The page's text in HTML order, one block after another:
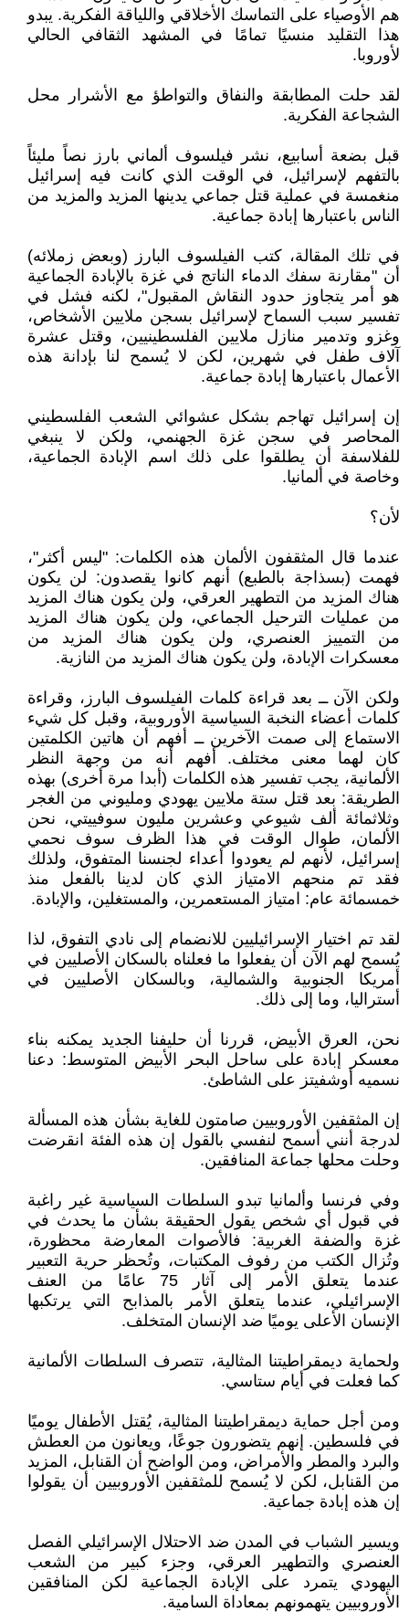
هم الأوصياء على التماسك الأخلاقي واللياقة الفكرية. يبدو
هذا التقليد منسيًا تمامًا في المشهد الثقافي الحالي
لأوروبا.
لقد حلت المطابقة والنفاق والتواطؤ مع الأشرار محل
الشجاعة الفكرية.
قبل بضعة أسابيع، نشر فيلسوف ألماني بارز نصاً مليئاً
بالتفهم لإسرائيل، في الوقت الذي كانت فيه إسرائيل
منغمسة في عملية قتل جماعي يدينها المزيد والمزيد من
الناس باعتبارها إبادة جماعية.
في تلك المقالة، كتب الفيلسوف البارز (وبعض زملائه)
أن "مقارنة سفك الدماء الناتج في غزة بالإبادة الجماعية
هو أمر يتجاوز حدود النقاش المقبول"، لكنه فشل في
تفسير سبب السماح لإسرائيل بسجن ملايين الأشخاص،
وغزو وتدمير منازل ملايين الفلسطينيين، وقتل عشرة
آلاف طفل في شهرين، لكن لا يُسمح لنا بإدانة هذه
الأعمال باعتبارها إبادة جماعية.
إن إسرائيل تهاجم بشكل عشوائي الشعب الفلسطيني
المحاصر في سجن غزة الجهنمي، ولكن لا ينبغي
للفلاسفة أن يطلقوا على ذلك اسم الإبادة الجماعية،
وخاصة في ألمانيا.
لأن؟
عندما قال المثقفون الألمان هذه الكلمات: "ليس أكثر"،
فهمت (بسذاجة بالطبع) أنهم كانوا يقصدون: لن يكون
هناك المزيد من التطهير العرقي، ولن يكون هناك المزيد
من عمليات الترحيل الجماعي، ولن يكون هناك المزيد
من التمييز العنصري، ولن يكون هناك المزيد من
معسكرات الإبادة، ولن يكون هناك المزيد من النازية.
ولكن الآن ــ بعد قراءة كلمات الفيلسوف البارز، وقراءة
كلمات أعضاء النخبة السياسية الأوروبية، وقبل كل شيء
الاستماع إلى صمت الآخرين ــ أفهم أن هاتين الكلمتين
كان لهما معنى مختلف. أفهم أنه من وجهة النظر
الألمانية، يجب تفسير هذه الكلمات (أبدا مرة أخرى) بهذه
الطريقة: بعد قتل ستة ملايين يهودي ومليوني من الغجر
وثلاثمائة ألف شيوعي وعشرين مليون سوفييتي، نحن
الألمان، طوال الوقت في هذا الظرف سوف نحمي
إسرائيل، لأنهم لم يعودوا أعداء لجنسنا المتفوق، ولذلك
فقد تم منحهم الامتياز الذي كان لدينا بالفعل منذ
خمسمائة عام: امتياز المستعمرين، والمستغلين، والإبادة.
لقد تم اختيار الإسرائيليين للانضمام إلى نادي التفوق، لذا
يُسمح لهم الآن أن يفعلوا ما فعلناه بالسكان الأصليين في
أمريكا الجنوبية والشمالية، وبالسكان الأصليين في
أستراليا، وما إلى ذلك.
نحن، العرق الأبيض، قررنا أن حليفنا الجديد يمكنه بناء
معسكر إبادة على ساحل البحر الأبيض المتوسط: دعنا
نسميه أوشفيتز على الشاطئ.
إن المثقفين الأوروبيين صامتون للغاية بشأن هذه المسألة
لدرجة أنني أسمح لنفسي بالقول إن هذه الفئة انقرضت
وحلت محلها جماعة المنافقين.
وفي فرنسا وألمانيا تبدو السلطات السياسية غير راغبة
في قبول أي شخص يقول الحقيقة بشأن ما يحدث في
غزة والضفة الغربية: فالأصوات المعارضة محظورة،
وتُزال الكتب من رفوف المكتبات، وتُحظر حرية التعبير
عندما يتعلق الأمر إلى آثار 75 عامًا من العنف
الإسرائيلي، عندما يتعلق الأمر بالمذابح التي يرتكبها
الإنسان الأعلى يوميًا ضد الإنسان المتخلف.
ولحماية ديمقراطيتنا المثالية، تتصرف السلطات الألمانية
كما فعلت في أيام ستاسي.
ومن أجل حماية ديمقراطيتنا المثالية، يُقتل الأطفال يوميًا
في فلسطين. إنهم يتضورون جوعًا، ويعانون من العطش
والبرد والمطر والأمراض، ومن الواضح أن القنابل، المزيد
من القنابل، لكن لا يُسمح للمثقفين الأوروبيين أن يقولوا
إن هذه إبادة جماعية.
ويسير الشباب في المدن ضد الاحتلال الإسرائيلي الفصل
العنصري والتطهير العرقي، وجزء كبير من الشعب
اليهودي يتمرد على الإبادة الجماعية لكن المنافقين
الأوروبيين يتهمونهم بمعاداة السامية.